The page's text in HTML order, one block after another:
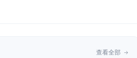
查看全部